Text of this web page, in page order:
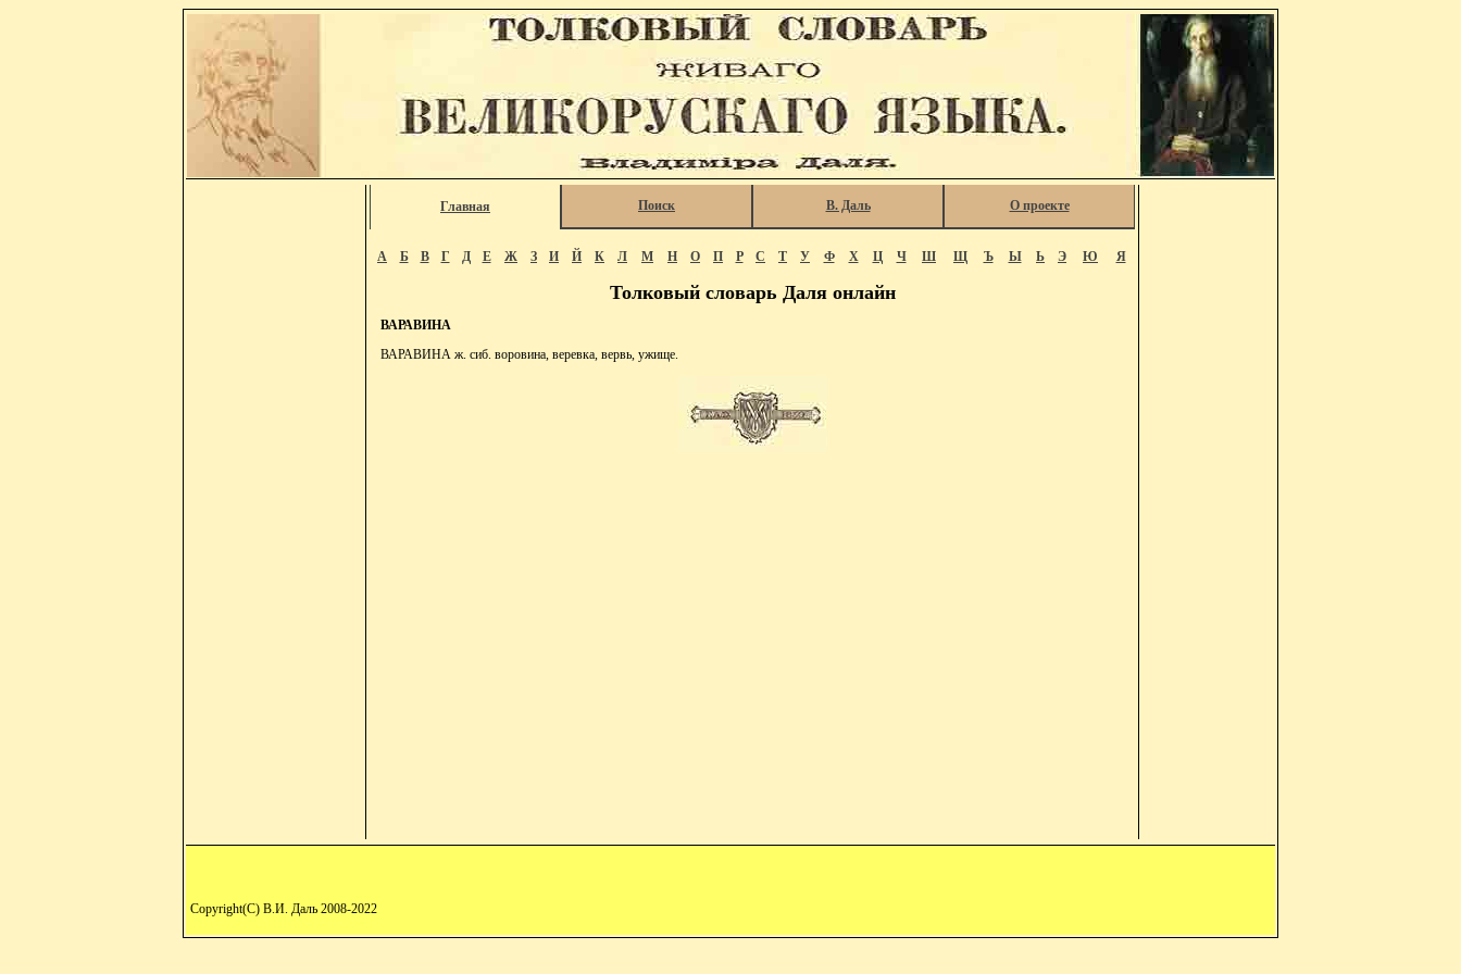
Главная Поиск В. Даль О проекте
А Б В Г Д Е Ж З И Й К Л М Н О П Р С Т У Ф Х Ц Ч Ш Щ Ъ Ы Ь Э Ю Я
Толковый словарь Даля онлайн
ВАРАВИНА
ВАРАВИНА ж. сиб. воровина, веревка, вервь, ужище.
Copyright(C) В.И. Даль 2008-2022